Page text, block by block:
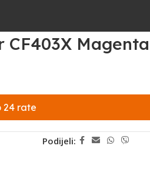
Magenta
24 rate
Podijeli: